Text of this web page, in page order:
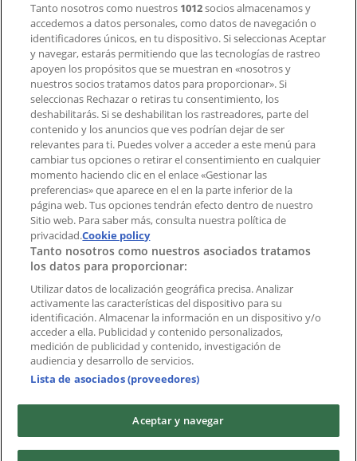
Contacto comercial y de marketing
Tienda mal colocada en el mapa
Notificar un folleto
¿Encontraste un problema en la web o en la
aplicación?
Índices
Marcas
Marcas locales
Negocios
Negocios cercanos
Productos
Productos locales
Ciudades
Descargar la APP Tiendeo
Tanto nosotros como nuestros 1012socios almacenamos y
accedemos a datos personales, como datos de navegación o
identificadores únicos, en tu dispositivo. Si seleccionas Aceptar
y navegar, estarás permitiendo que las tecnologías de rastreo
apoyen los propósitos que se muestran en «nosotros y
nuestros socios tratamos datos para proporcionar». Si
seleccionas Rechazar o retiras tu consentimiento, los
deshabilitarás. Si se deshabilitan los rastreadores, parte del
contenido y los anuncios que ves podrían dejar de ser
relevantes para ti. Puedes volver a acceder a este menú para
cambiar tus opciones o retirar el consentimiento en cualquier
momento haciendo clic en el enlace «Gestionar las
preferencias» que aparece en el en la parte inferior de la
página web. Tus opciones tendrán efecto dentro de nuestro
Sitio web. Para saber más, consulta nuestra política de
privacidad.Cookie policy
Tanto nosotros como nuestros asociados tratamos
los datos para proporcionar:
Utilizar datos de localización geográfica precisa. Analizar
activamente las características del dispositivo para su
identificación. Almacenar la información en un dispositivo y/o
acceder a ella. Publicidad y contenido personalizados,
medición de publicidad y contenido, investigación de
audiencia y desarrollo de servicios.
Lista de asociados (proveedores)
Aceptar y navegar